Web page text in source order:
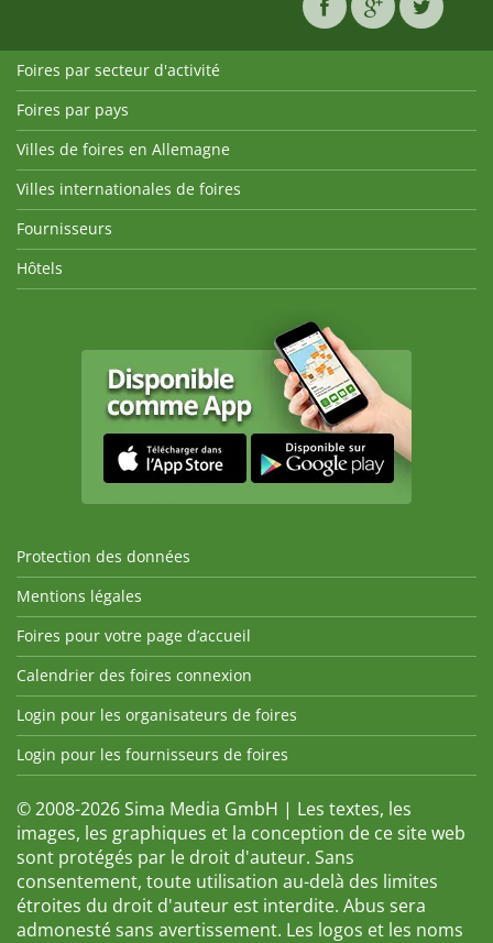
Foires par secteur d'activité
Foires par pays
Villes de foires en Allemagne
Villes internationales de foires
Fournisseurs
Hôtels
Protection des données
Mentions légales
Foires pour votre page d’accueil
Calendrier des foires connexion
Login pour les organisateurs de foires
Login pour les fournisseurs de foires
© 2008-2026 Sima Media GmbH | Les textes, les
images, les graphiques et la conception de ce site web
sont protégés par le droit d'auteur. Sans
consentement, toute utilisation au-delà des limites
étroites du droit d'auteur est interdite. Abus sera
admonesté sans avertissement. Les logos et les noms